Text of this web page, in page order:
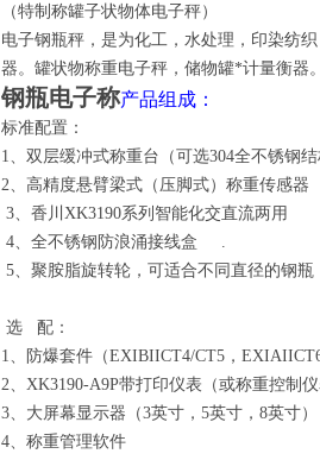
（特制称罐子状物体电子秤）
电子钢瓶秤，是为化工，水处理，印染纺
器。罐状物称重电子秤，储物罐*计量衡器
钢瓶电子称产品组成：
标准配置：
1、双层缓冲式称重台（可选304全不锈钢结
2、高精度悬臂梁式（压脚式）称重传感器
3、香川XK3190系列智能化交直流两用
4、全不锈钢防浪涌接线盒 .
5、聚胺脂旋转轮，可适合不同直径的钢瓶
选 配：
1、防爆套件（EXIBIICT4/CT5，EXIAIICT6
2、XK3190-A9P带打印仪表（或称重控制仪
3、大屏幕显示器（3英寸，5英寸，8英寸）
4、称重管理软件